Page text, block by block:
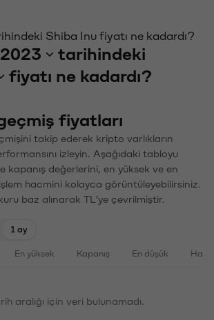
Shiba Inu fiyatı ne kadardı?
2023
tarihindeki
fiyatı ne kadardı?
fiyatları
takip ederek kripto varlıkların
izleyin. Aşağıdaki tabloyu
kapanış değerlerini, en yüksek ve en
hacmini kolayca görüntüleyebilirsiniz.
baz alınarak TL'ye çevrilmiştir.
1 ay
En yüksek Kapanış En düşük
aralığı için veri bulunamadı.